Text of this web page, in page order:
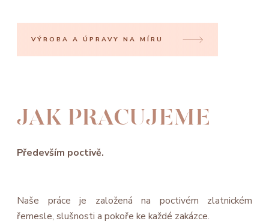
VÝROBA A ÚPRAVY NA MÍRU
JAK PRACUJEME
Především poctivě.
Naše práce je založená na poctivém zlatnickém
řemesle, slušnosti a pokoře ke každé zakázce.